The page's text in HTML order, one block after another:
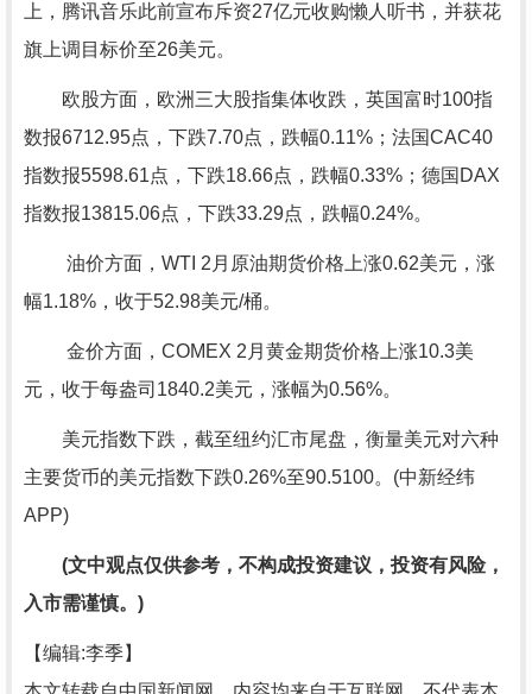
上，腾讯音乐此前宣布斥资27亿元收购懒人听书，并获花
旗上调目标价至26美元。
欧股方面，欧洲三大股指集体收跌，英国富时100指
数报6712.95点，下跌7.70点，跌幅0.11%；法国CAC40
指数报5598.61点，下跌18.66点，跌幅0.33%；德国DAX
指数报13815.06点，下跌33.29点，跌幅0.24%。
油价方面，WTI 2月原油期货价格上涨0.62美元，涨
幅1.18%，收于52.98美元/桶。
金价方面，COMEX 2月黄金期货价格上涨10.3美
元，收于每盎司1840.2美元，涨幅为0.56%。
美元指数下跌，截至纽约汇市尾盘，衡量美元对六种
主要货币的美元指数下跌0.26%至90.5100。(中新经纬
APP)
(文中观点仅供参考，不构成投资建议，投资有风险，
入市需谨慎。)
【编辑:李季】